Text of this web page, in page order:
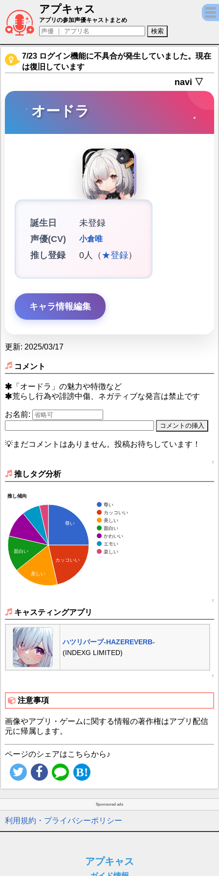
アプキャス
オードラ（声優：小倉唯)【ハツリバーブ-
アプリの参加声優キャストまとめ
7/23 ログイン機能に不具合が発生していました。現在
は復旧しています
navi ▽
オードラ
誕生日
未登録
声優(CV)
小倉唯
推し登録 0人（ ★登録）
キャラ情報編集
更新: 2025/03/17
コメント
「オードラ」の魅力や特徴など
荒らし行為や誹謗中傷、ネガティブな発言は禁止です
お名前:
💡まだコメントはありません。投稿お待ちしています！
↑
推しタグ分析
推し傾向
尊い
カッコいい
美しい
面白い
かわいい
エモい
楽しい
尊い
カッコいい
面白い
美しい
↑
キャスティングアプリ
ハツリバーブ-HAZEREVERB-
(INDEXG LIMITED)
↑
注意事項
画像やアプリ・ゲームに関する情報の著作権はアプリ配信
元に帰属します。
ページのシェアはこちらから♪
Sponsored ads
利用規約・プライバシーポリシー
アプキャス